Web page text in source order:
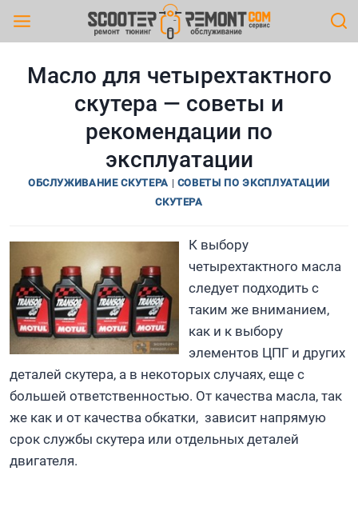
Масло для четырехтактного
скутера — советы и
рекомендации по
эксплуатации
ОБСЛУЖИВАНИЕ СКУТЕРА | СОВЕТЫ ПО ЭКСПЛУАТАЦИИ
СКУТЕРА
К выбору
четырехтактного масла
следует подходить с
таким же вниманием,
как и к выбору
элементов ЦПГ и других
деталей скутера, а в некоторых случаях, еще с
большей ответственностью. От качества масла, так
же как и от качества обкатки, зависит напрямую
срок службы скутера или отдельных деталей
двигателя.